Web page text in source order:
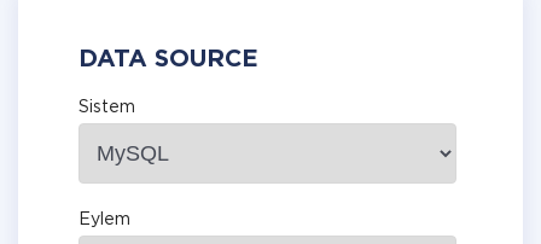
DATA SOURCE
Sistem
Eylem